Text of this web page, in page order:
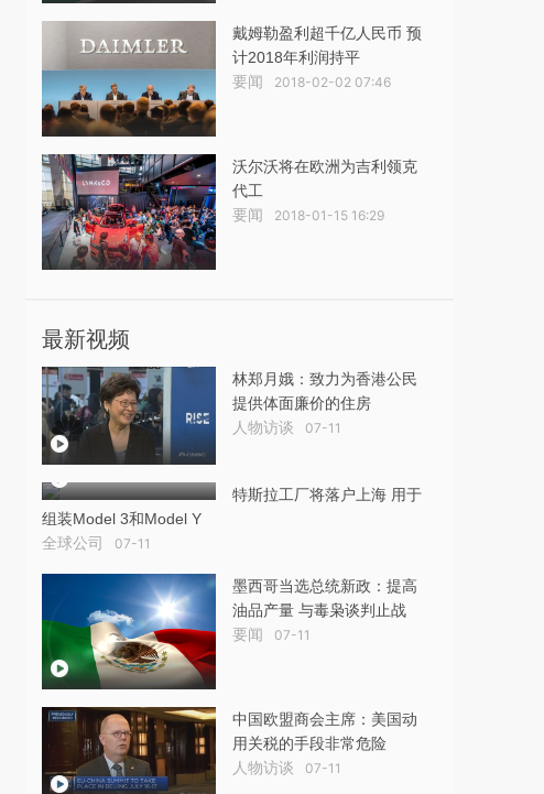
戴姆勒盈利超千亿人民币 预
计2018年利润持平
要闻 2018-02-02 07:46
沃尔沃将在欧洲为吉利领克
代工
要闻 2018-01-15 16:29
最新视频
林郑月娥：致力为香港公民
提供体面廉价的住房
人物访谈 07-11
特斯拉工厂将落户上海 用于
组装Model 3和Model Y
全球公司 07-11
墨西哥当选总统新政：提高
油品产量 与毒枭谈判止战
要闻 07-11
中国欧盟商会主席：美国动
用关税的手段非常危险
人物访谈 07-11